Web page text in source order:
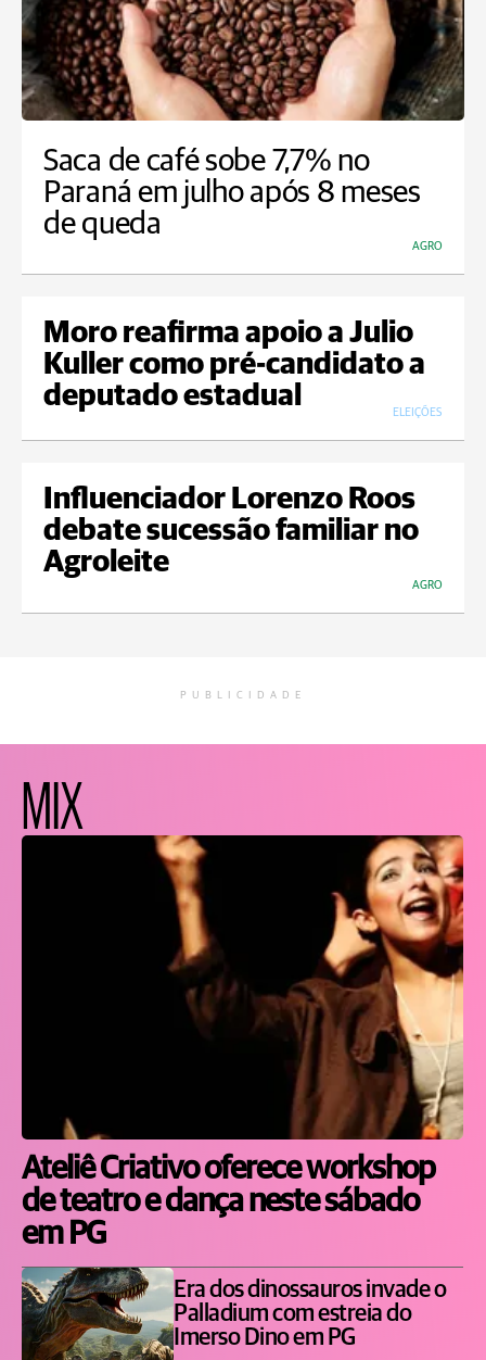
Saca de café sobe 7,7% no
Paraná em julho após 8 meses
de queda
AGRO
Moro reafirma apoio a Julio
Kuller como pré-candidato a
deputado estadual
ELEIÇÕES
Influenciador Lorenzo Roos
debate sucessão familiar no
Agroleite
AGRO
PUBLICIDADE
MIX
Ateliê Criativo oferece workshop
de teatro e dança neste sábado
em PG
Era dos dinossauros invade o
Palladium com estreia do
Imerso Dino em PG